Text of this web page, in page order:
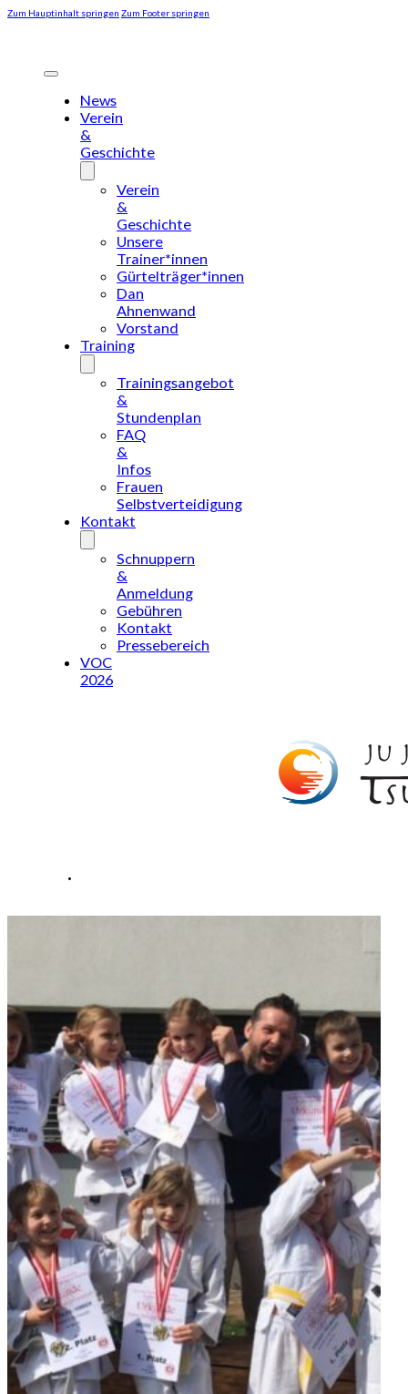
Zum Hauptinhalt springen Zum Footer springen
News
Verein
&
Geschichte
Verein
&
Geschichte
Unsere
Trainer*innen
Gürtelträger*innen
Dan
Ahnenwand
Vorstand
Training
Trainingsangebot
&
Stundenplan
FAQ
&
Infos
Frauen
Selbstverteidigung
Kontakt
Schnuppern
&
Anmeldung
Gebühren
Kontakt
Pressebereich
VOC
2026